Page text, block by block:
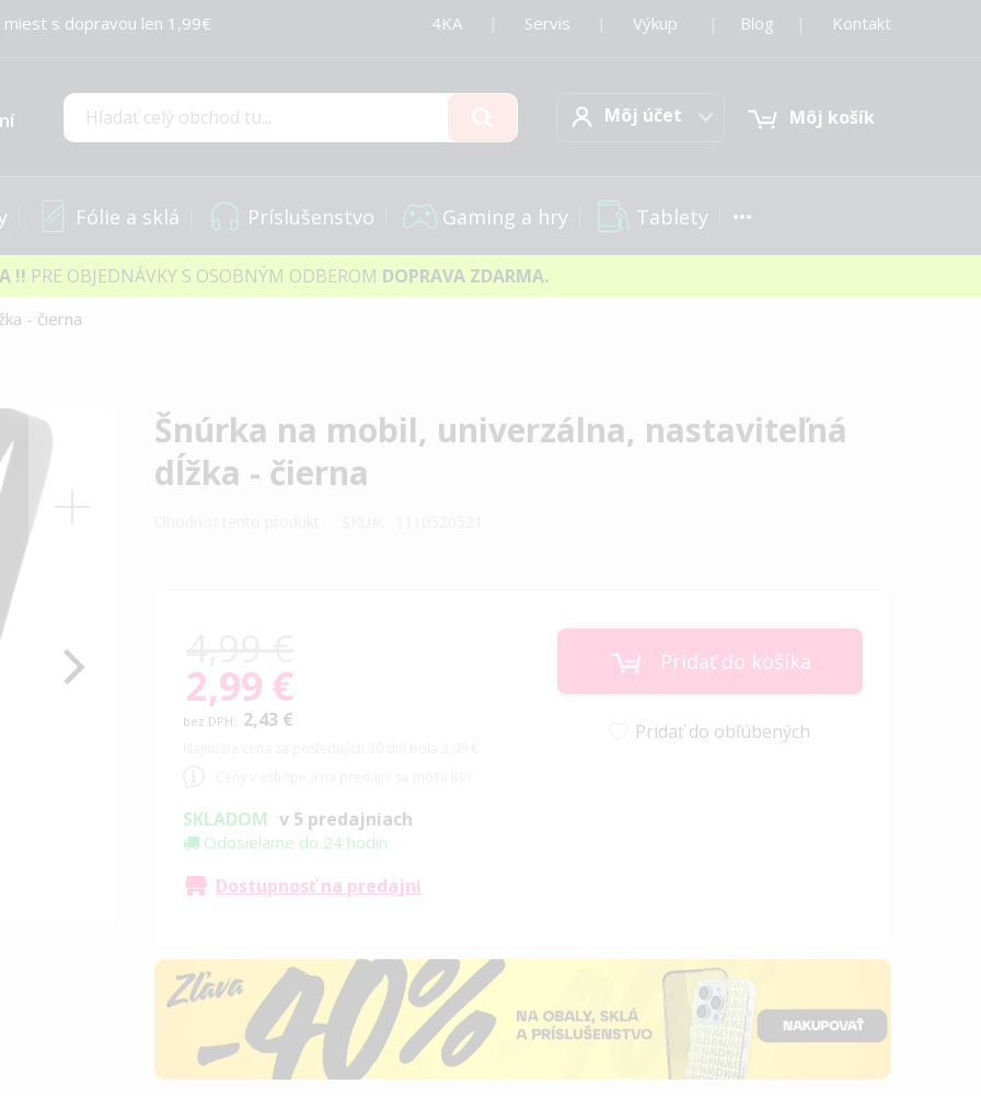
s dopravou len 1,99€ 4KA Servis Výkup Blog Kontakt
Hľadať
Môj účetMôj účet Môj košík
Fólie a sklá Príslušenstvo Gaming a hry Tablety
!! PRE OBJEDNÁVKY S OSOBNÝM ODBEROM DOPRAVA ZDARMA.
- čierna
Šnúrka na mobil, univerzálna, nastaviteľná
dĺžka - čierna
Special
Price
2,99 €
2,43 €
SKLADOM v 5 predajniach
Odosielame do 24 hodín
Dostupnosť na predajni
Pridať do košíka
Pridať do obľúbených